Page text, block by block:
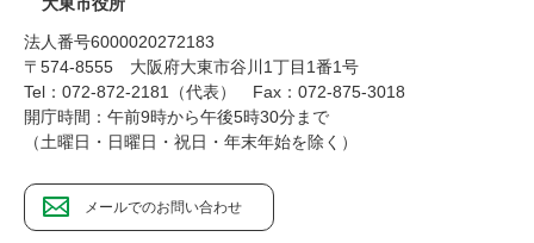
法人番号6000020272183
〒574-8555 大阪府大東市谷川1丁目1番1号
Tel：072-872-2181（代表）
Fax：072-875-3018
開庁時間：午前9時から午後5時30分まで
（土曜日・日曜日・祝日・年末年始を除く）
メールでのお問い合わせ